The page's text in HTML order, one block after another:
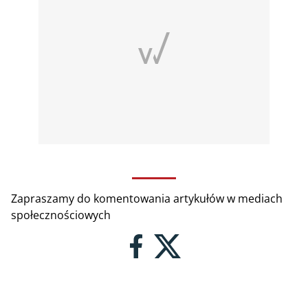
Zapraszamy do komentowania artykułów w mediach
społecznościowych